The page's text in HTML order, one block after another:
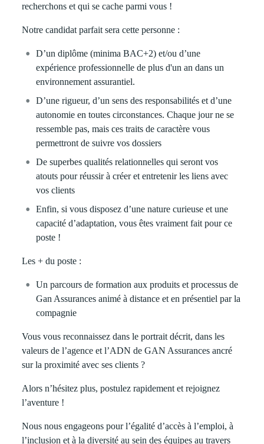
recherchons et qui se cache parmi vous !
Notre candidat parfait sera cette personne :
D’un diplôme (minima BAC+2) et/ou d’une
expérience professionnelle de plus d'un an dans un
environnement assurantiel.
D’une rigueur, d’un sens des responsabilités et d’une
autonomie en toutes circonstances. Chaque jour ne se
ressemble pas, mais ces traits de caractère vous
permettront de suivre vos dossiers
De superbes qualités relationnelles qui seront vos
atouts pour réussir à créer et entretenir les liens avec
vos clients
Enfin, si vous disposez d’une nature curieuse et une
capacité d’adaptation, vous êtes vraiment fait pour ce
poste !
Les + du poste :
Un parcours de formation aux produits et processus de
Gan Assurances animé à distance et en présentiel par la
compagnie
Vous vous reconnaissez dans le portrait décrit, dans les
valeurs de l’agence et l’ADN de GAN Assurances ancré
sur la proximité avec ses clients ?
Alors n’hésitez plus, postulez rapidement et rejoignez
l’aventure !
Nous nous engageons pour l’égalité d’accès à l’emploi, à
l’inclusion et à la diversité au sein des équipes au travers